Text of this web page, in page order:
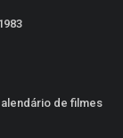
de filmes